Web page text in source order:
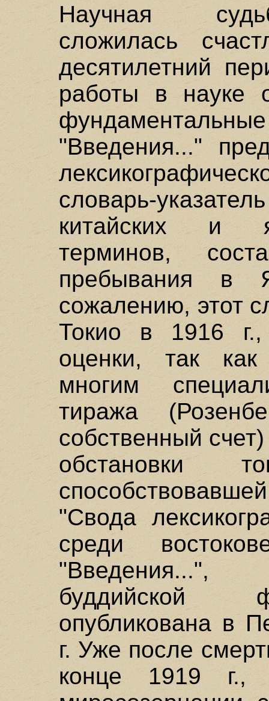
Научная
сложилась
десятилетний
работы в науке
"Введения..."
словарь-
китайских и
терминов,
пребывания в
сожалению, этот
Токио в 1916
оценки, так как
многим
тиража
собственный
обстановки
"Свода
среди
буддийской
опубликована в
г. Уже после
конце 1919